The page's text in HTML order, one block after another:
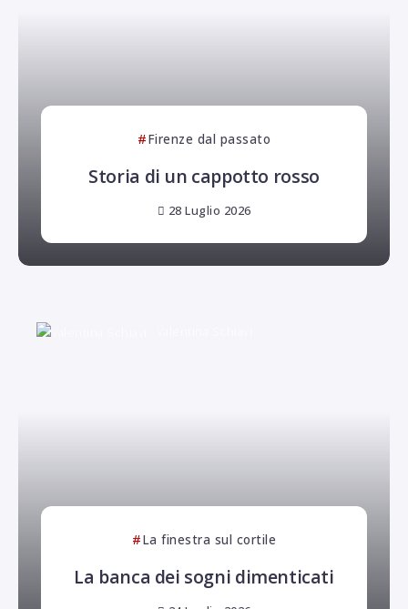
Firenze dal passato
Storia di un cappotto rosso
28 Luglio 2026
La finestra sul cortile
La banca dei sogni dimenticati